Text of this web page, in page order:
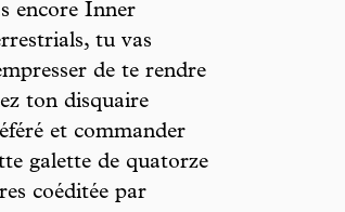
encore Inner
tu vas
de te rendre
ton disquaire
et commander
galette de quatorze
coéditée par